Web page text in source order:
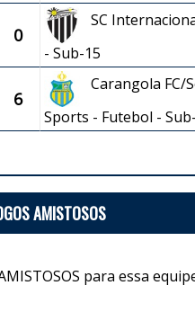
0
SC
- Sub-15
6
Carangola FC/
Sports - Futebol -
AMISTOSOS
para essa